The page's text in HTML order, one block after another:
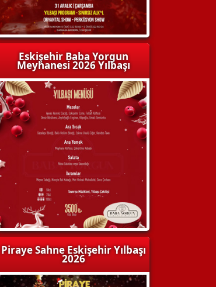
Eskişehir Baba Yorgun
Meyhanesi 2026 Yılbaşı
Piraye Sahne Eskişehir Yılbaşı
2026